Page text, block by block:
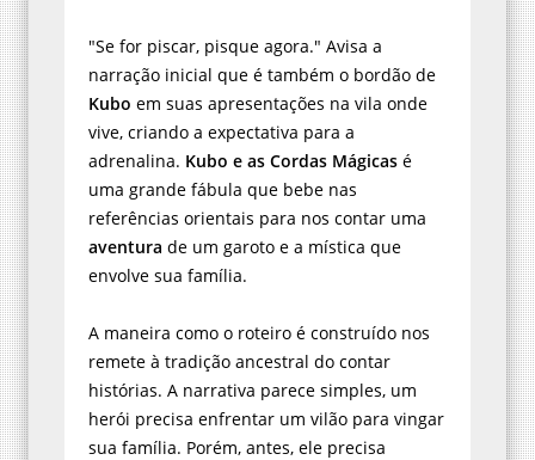
narração inicial que é também o bordão de
Kuboem suas apresentações na vila onde
vive, criando a expectativa para a
adrenalina.Kubo e as Cordas Mágicas
uma grande fábula que bebe nas
referências orientais para nos contar uma
aventurade um garoto e a mística que
envolve sua família.
remete à tradição ancestral do contar
histórias. A narrativa parece simples, um
herói precisa enfrentar um vilão para vingar
sua família. Porém, antes, ele precisa
encontrar três artefatosmágicosque o